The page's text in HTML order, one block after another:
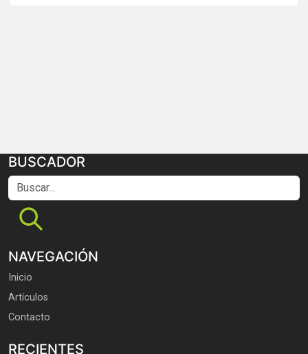
BUSCADOR
Buscar...
NAVEGACIÓN
Inicio
Artículos
Contacto
RECIENTES